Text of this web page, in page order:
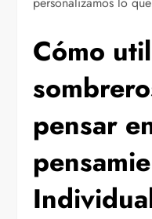
Cómo
pensar